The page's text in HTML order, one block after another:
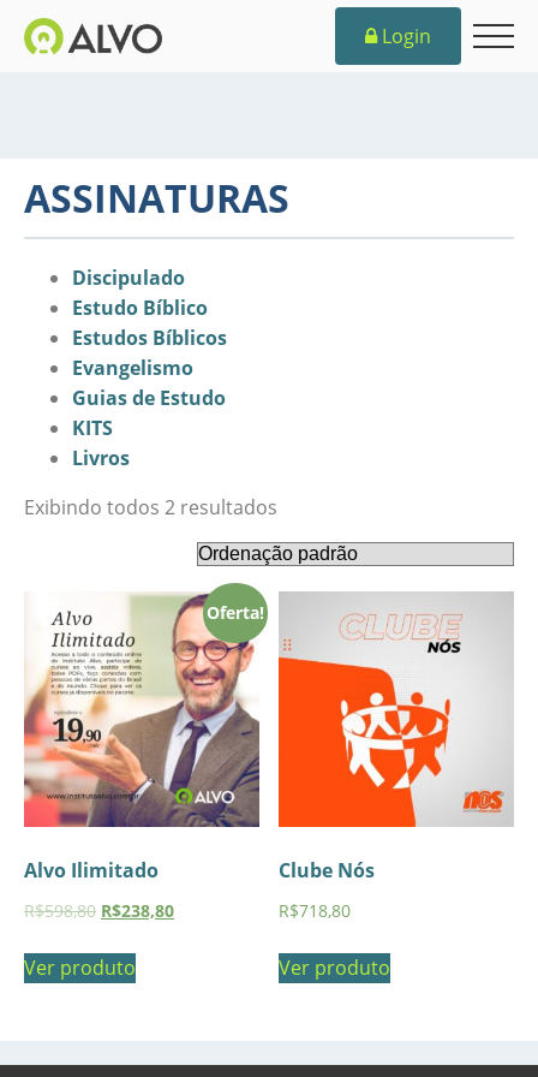
Login
ASSINATURAS
Discipulado
Estudo Bíblico
Estudos Bíblicos
Evangelismo
Guias de Estudo
KITS
Livros
Exibindo todos 2 resultados
Oferta!
Alvo Ilimitado
R$598,80 R$238,80
Ver produto
Clube Nós
R$718,80
Ver produto